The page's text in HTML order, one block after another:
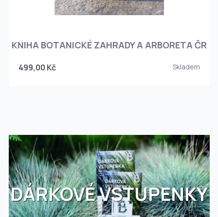
KNIHA BOTANICKÉ ZAHRADY A ARBORETA ČR
499,00 Kč Skladem
DÁRKOVÉ VSTUPENKY